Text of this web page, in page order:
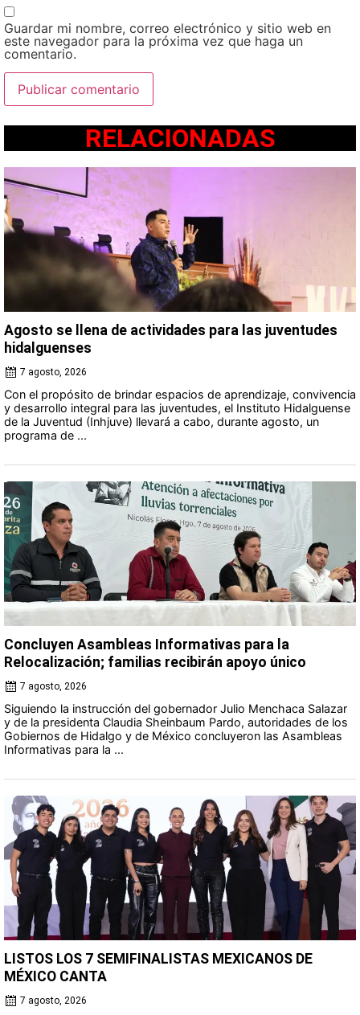
Guardar mi nombre, correo electrónico y sitio web en
este navegador para la próxima vez que haga un
comentario.
RELACIONADAS
Agosto se llena de actividades para las juventudes
hidalguenses
7 agosto, 2026
Con el propósito de brindar espacios de aprendizaje, convivencia
y desarrollo integral para las juventudes, el Instituto Hidalguense
de la Juventud (Inhjuve) llevará a cabo, durante agosto, un
programa de ...
Concluyen Asambleas Informativas para la
Relocalización; familias recibirán apoyo único
7 agosto, 2026
Siguiendo la instrucción del gobernador Julio Menchaca Salazar
y de la presidenta Claudia Sheinbaum Pardo, autoridades de los
Gobiernos de Hidalgo y de México concluyeron las Asambleas
Informativas para la ...
LISTOS LOS 7 SEMIFINALISTAS MEXICANOS DE
MÉXICO CANTA
7 agosto, 2026